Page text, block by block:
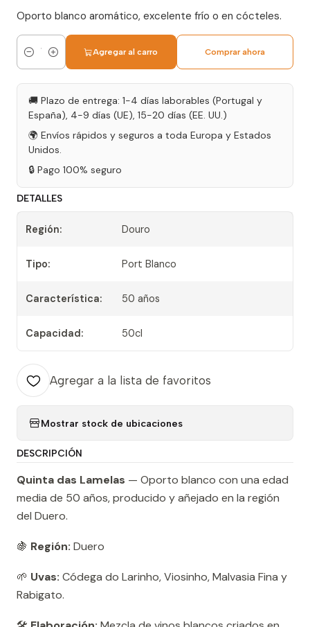
Oporto blanco aromático, excelente frío o en cócteles.
Cantidad
Agregar al carro Comprar ahora
🚚 Plazo de entrega: 1-4 días laborables (Portugal y
España), 4-9 días (UE), 15-20 días (EE. UU.)
🌍 Envíos rápidos y seguros a toda Europa y Estados
Unidos.
🔒 Pago 100% seguro
DETALLES
Región: Douro
Tipo: Port Blanco
Característica: 50 años
Capacidad: 50cl
Agregar a la lista de favoritos
Mostrar stock de ubicaciones
DESCRIPCIÓN
Quinta das Lamelas — Oporto blanco con una edad
media de 50 años, producido y añejado en la región
del Duero.
🍇 Región: Duero
🌱 Uvas: Códega do Larinho, Viosinho, Malvasia Fina y
Rabigato.